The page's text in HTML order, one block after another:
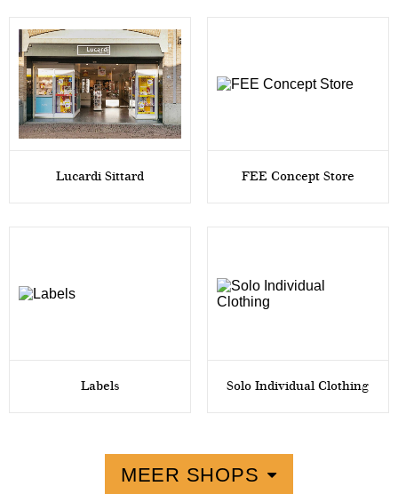
Lucardi Sittard FEE Concept Store
Labels Solo Individual Clothing
MEER SHOPS